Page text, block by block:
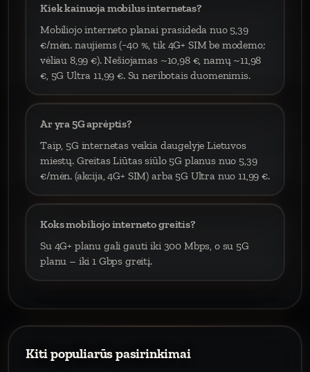
Kiek kainuoja mobilus internetas?
Mobiliojo interneto planai prasideda nuo 5,39
€/mėn. naujiems (−40 %, tik 4G+ SIM be modemo;
vėliau 8,99 €). Nešiojamas ~10,98 €, namų ~11,98
€, 5G Ultra 11,99 €. Su neribotais duomenimis.
Ar yra 5G aprėptis?
Taip, 5G internetas veikia daugelyje Lietuvos
miestų. Greitas Liūtas siūlo 5G planus nuo 5,39
€/mėn. (akcija, 4G+ SIM) arba 5G Ultra nuo 11,99 €.
Koks mobiliojo interneto greitis?
Su 4G+ planu gali gauti iki 300 Mbps, o su 5G
planu – iki 1 Gbps greitį.
Kiti populiarūs pasirinkimai